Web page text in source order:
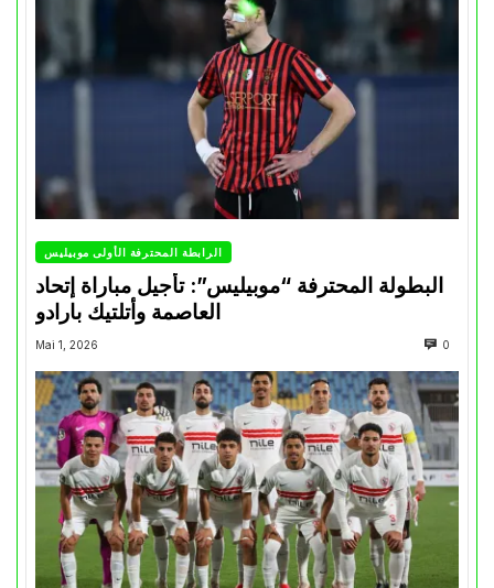
الرابطة المحترفة الأولى موبيليس
البطولة المحترفة “موبيليس”: تأجيل مباراة إتحاد
العاصمة وأتلتيك بارادو
Mai 1, 2026 0